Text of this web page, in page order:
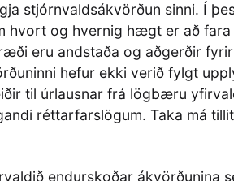
stjórnvaldsákvörðun sinni. Í
hvort og hvernig hægt er að fara
eru andstaða og aðgerðir fyrir
hefur ekki verið fylgt
til úrlausnar frá lögbæru
réttarfarslögum. Taka má
endurskoðar ákvörðunina